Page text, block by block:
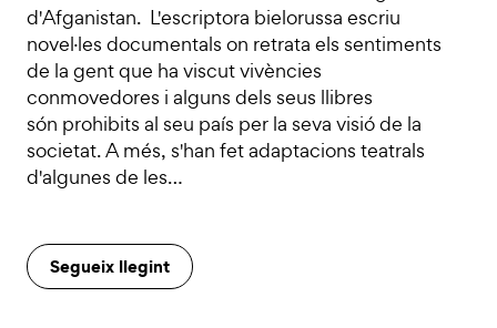
d'Afganistan. L'escriptora bielorussa escriu
novel·les documentals on retrata els sentiments
de la gent que ha viscut vivències
conmovedores i alguns dels seus llibres
són prohibits al seu país per la seva visió de la
societat. A més, s'han fet adaptacions teatrals
d'algunes de les…
Segueix llegint